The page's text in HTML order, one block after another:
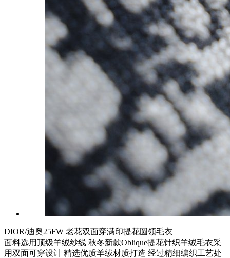
DIOR/迪奥25FW 老花双面穿满印提花圆领毛衣
面料选用顶级羊绒纱线 秋冬新款Oblique提花针织羊绒毛衣采
用双面可穿设计 精选优质羊绒材质打造 经过精细编织工艺处